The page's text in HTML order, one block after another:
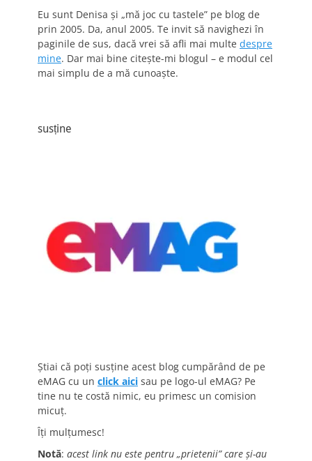
Eu sunt Denisa și „mă joc cu tastele” pe blog de
prin 2005. Da, anul 2005. Te invit să navighezi în
paginile de sus, dacă vrei să afli mai multe despre
mine. Dar mai bine citește-mi blogul – e modul cel
mai simplu de a mă cunoaște.
susține
Știai că poți susține acest blog cumpărând de pe
eMAG cu un click aici sau pe logo-ul eMAG? Pe
tine nu te costă nimic, eu primesc un comision
micuț.
Îți mulțumesc!
Notă: acest link nu este pentru „prietenii” care și-au